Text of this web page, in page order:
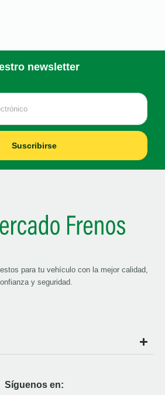
newsletter
Suscribirse
para tu vehículo con la mejor calidad,
y seguridad.
Síguenos en: